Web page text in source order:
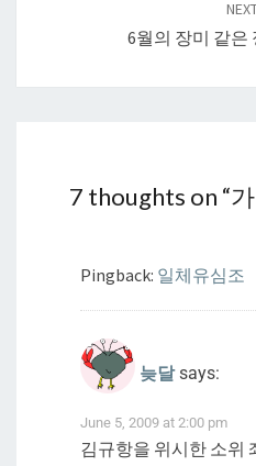
6월의 장미 같은
7 thoughts on “
Pingback: 일체유심조
늦달 says:
June 5, 2009 at 2:00 pm
김규항을 위시한 소위